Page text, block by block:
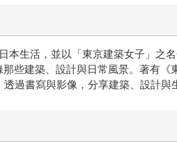
本生活，並以「東京建築女子」之
些建築、設計與日常風景。著有《
過書寫與影像，分享建築、設計與